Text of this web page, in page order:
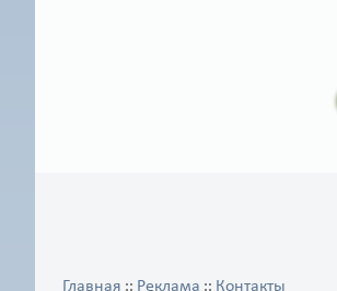
Главная :: Реклама :: Контакты